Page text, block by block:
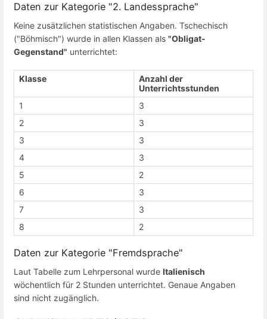
Daten zur Kategorie "2. Landessprache"
Keine zusätzlichen statistischen Angaben. Tschechisch
("Böhmisch") wurde in allen Klassen als "Obligat-
Gegenstand" unterrichtet:
Klasse
Anzahl der
Unterrichtsstunden
1
3
2
3
3
3
4
3
5
2
6
3
7
3
8
2
Daten zur Kategorie "Fremdsprache"
Laut Tabelle zum Lehrpersonal wurde Italienisch
wöchentlich für 2 Stunden unterrichtet. Genaue Angaben
sind nicht zugänglich.